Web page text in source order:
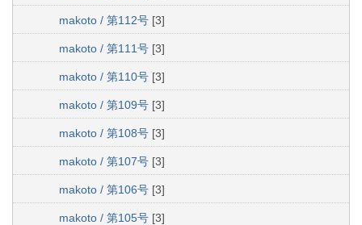
makoto / 第112号 [3]
makoto / 第111号 [3]
makoto / 第110号 [3]
makoto / 第109号 [3]
makoto / 第108号 [3]
makoto / 第107号 [3]
makoto / 第106号 [3]
makoto / 第105号 [3]